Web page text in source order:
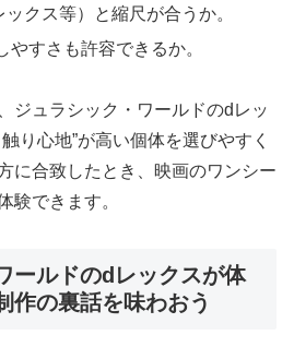
クス等）と縮尺が合うか。
やすさも許容できるか。
ジュラシック・ワールドのdレッ
り心地”が高い個体を選びやすく
に合致したとき、映画のワンシー
験できます。
ールドのdレックスが体
作の裏話を味わおう